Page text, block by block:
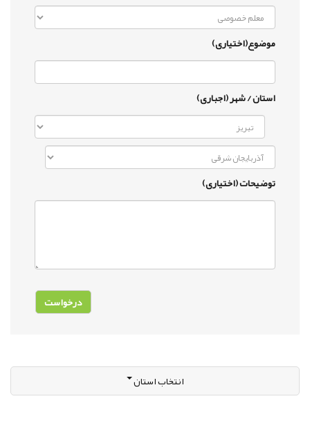
موضوع(اختیاری)
استان / شهر (اجباری)
توضیحات (اختیاری)
انتخاب استان